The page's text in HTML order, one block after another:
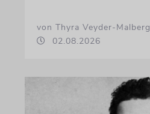
von Thyra Veyder-Malberg
02.08.2026